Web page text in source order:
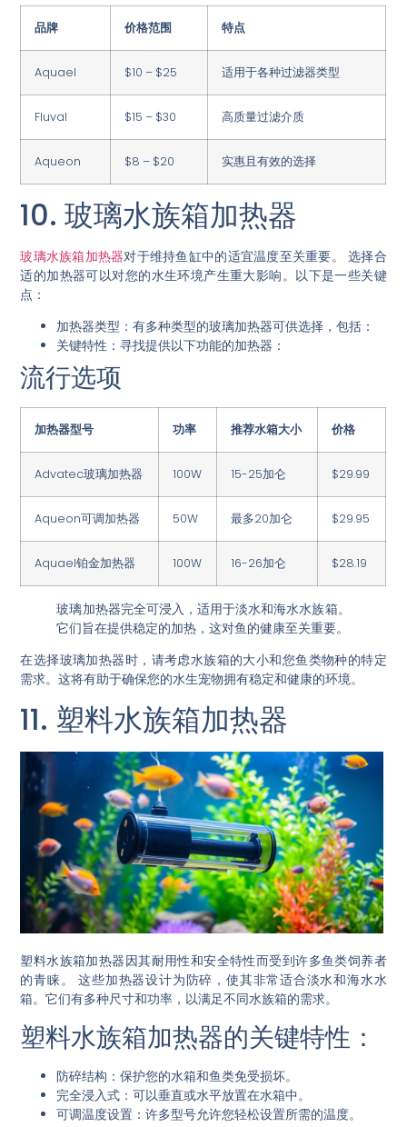
品牌 价格范围 特点
Aquael $10 – $25 适用于各种过滤器类型
Fluval $15 – $30 高质量过滤介质
Aqueon $8 – $20 实惠且有效的选择
10. 玻璃水族箱加热器
玻璃水族箱加热器对于维持鱼缸中的适宜温度至关重要。选择合
适的加热器可以对您的水生环境产生重大影响。 以下是一些关键
点：
加热器类型：有多种类型的玻璃加热器可供选择，包括：
关键特性：寻找提供以下功能的加热器：
流行选项
加热器型号 功率 推荐水箱大小 价格
Advatec玻璃加热器 100W 15-25加仑 $29.99
Aqueon可调加热器 50W 最多20加仑 $29.95
Aquael铂金加热器 100W 16-26加仑 $28.19
玻璃加热器完全可浸入，适用于淡水和海水水族箱。
它们旨在提供稳定的加热，这对鱼的健康至关重要。
在选择玻璃加热器时，请考虑水族箱的大小和您鱼类物种的特定
需求。这将有助于确保您的水生宠物拥有稳定和健康的环境。
11. 塑料水族箱加热器
塑料水族箱加热器因其耐用性和安全特性而受到许多鱼类饲养者
的青睐。这些加热器设计为防碎 ，使其非常适合淡水和海水水
箱。它们有多种尺寸和功率，以满足不同水族箱的需求。
塑料水族箱加热器的关键特性：
防碎结构 ：保护您的水箱和鱼类免受损坏。
完全浸入式 ：可以垂直或水平放置在水箱中。
可调温度设置 ：许多型号允许您轻松设置所需的温度。